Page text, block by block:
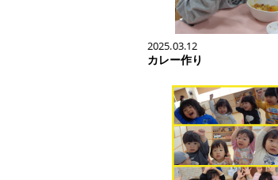
2025.03.12
カレー作り